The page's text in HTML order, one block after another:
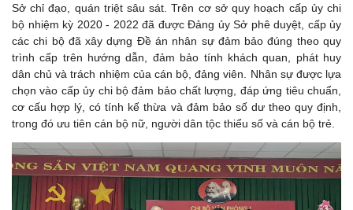
Sở chỉ đạo, quán triệt sâu sát. Trên cơ sở quy hoạch cấp ủy chi
bộ nhiệm kỳ 2020 - 2022 đã được Đảng ủy Sở phê duyệt, cấp ủy
các chi bộ đã xây dựng Đề án nhân sự đảm bảo đúng theo quy
trình cấp trên hướng dẫn, đảm bảo tính khách quan, phát huy
dân chủ và trách nhiệm của cán bộ, đảng viên. Nhân sự được lựa
chọn vào cấp ủy chi bộ đảm bảo chất lượng, đáp ứng tiêu chuẩn,
cơ cấu hợp lý, có tính kế thừa và đảm bảo số dư theo quy định,
trong đó ưu tiên cán bộ nữ, người dân tộc thiểu số và cán bộ trẻ.